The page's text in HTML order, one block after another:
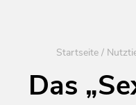
Startseite/
Das